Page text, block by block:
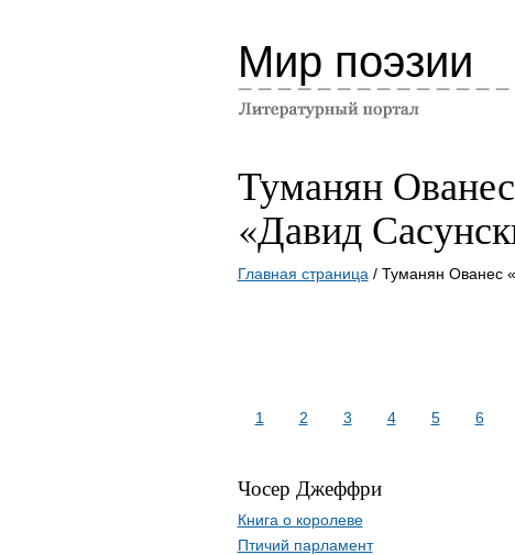
Мир поэзии
Туманян Ованес
«Давид
Главная страница / Туманян Ованес
1 2 3 4 5 6
Чосер Джеффри
Книга о королеве
Птичий парламент